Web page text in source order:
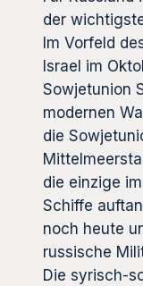
der
Im Vorfeld
Israel im
Sowjetunion
modernen
die
die einzige
Schiffe
noch heute
russische
Die syrisch-